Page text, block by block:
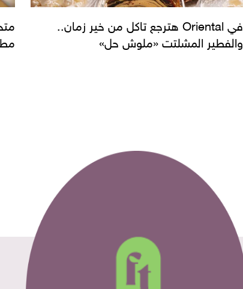
في Oriental هترجع تاكل من خير زمان..
والفطير المشلتت «ملوش حل»